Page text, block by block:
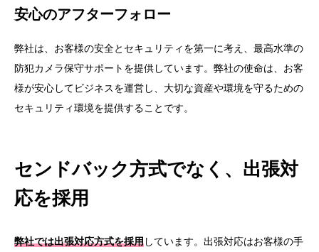
安心のアフターフォロー
弊社は、お客様の安全とセキュリティを第一に考え、最高水準の
防犯カメラ保守サポートを提供しています。弊社の使命は、お客
様が安心してビジネスを運営し、大切な資産や環境を守るための
セキュリティ環境を提供することです。
センドバック方式でなく、出張対
応を採用
弊社では出張対応方式を採用しています。出張対応はお客様の手